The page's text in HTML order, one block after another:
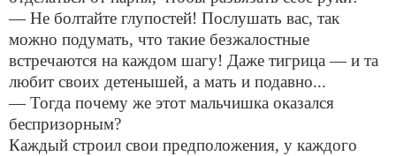
— Не болтайте глупостей! Послушать вас, так
можно подумать, что такие безжалостные
встречаются на каждом шагу! Даже тигрица — и та
любит своих детенышей, а мать и подавно...
— Тогда почему же этот мальчишка оказался
беспризорным?
Каждый строил свои предположения, у каждого